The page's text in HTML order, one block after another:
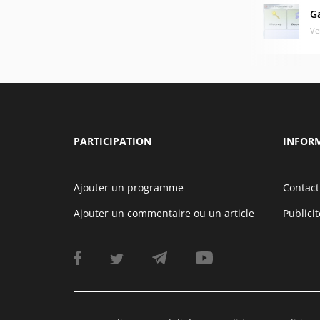
PARTICIPATION
Ajouter un programme
Ajouter un commentaire ou un article
Contact